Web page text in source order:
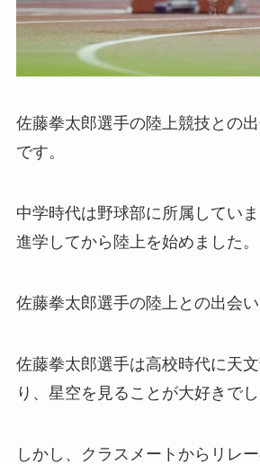
佐藤拳太郎選手の陸上競技との
です。
中学時代は野球部に所属してい
進学してから陸上を始めました。
佐藤拳太郎選手の陸上との出会い
佐藤拳太郎選手は高校時代に天
り、星空を見ることが大好きでし
しかし、クラスメートからリレ